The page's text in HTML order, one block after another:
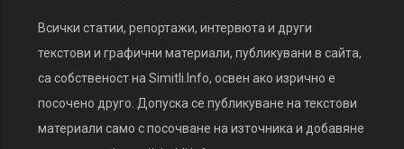
Всички статии, репортажи, интервюта и други
текстови и графични материали, публикувани в сайта,
са собственост на Simitli.Info, освен ако изрично е
посочено друго. Допуска се публикуване на текстови
материали само с посочване на източника и добавяне